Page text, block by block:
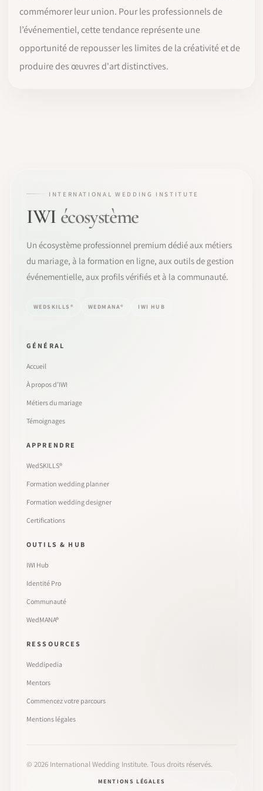
commémorer leur union. Pour les professionnels de
l’événementiel, cette tendance représente une
opportunité de repousser les limites de la créativité et de
produire des œuvres d'art distinctives.
INTERNATIONAL WEDDING INSTITUTE
IWI écosystème
Un écosystème professionnel premium dédié aux métiers
du mariage, à la formation en ligne, aux outils de gestion
événementielle, aux profils vérifiés et à la communauté.
WEDSKILLS® WEDMANA® IWI HUB
GÉNÉRAL
Accueil
À propos d’IWI
Métiers du mariage
Témoignages
APPRENDRE
WedSKILLS®
Formation wedding planner
Formation wedding designer
Certifications
OUTILS & HUB
IWI Hub
Identité Pro
Communauté
WedMANA®
RESSOURCES
Weddipedia
Mentors
Commencez votre parcours
Mentions légales
© 2026 International Wedding Institute. Tous droits réservés.
MENTIONS LÉGALES